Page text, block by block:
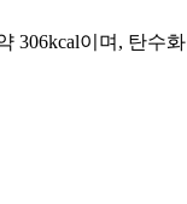
306kcal이며, 탄수